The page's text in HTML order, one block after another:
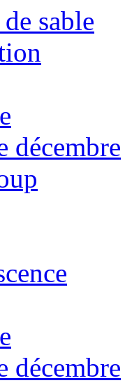
sable
décembre
décembre